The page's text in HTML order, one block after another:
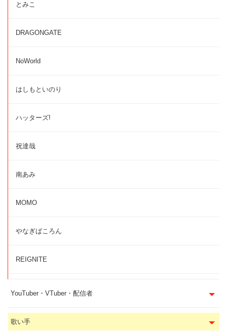
とみこ
DRAGONGATE
NoWorld
はしもといのり
ハッターズ!
祝達哉
南あみ
MOMO
やなぎばころん
REIGNITE
YouTuber・VTuber・配信者
歌い手